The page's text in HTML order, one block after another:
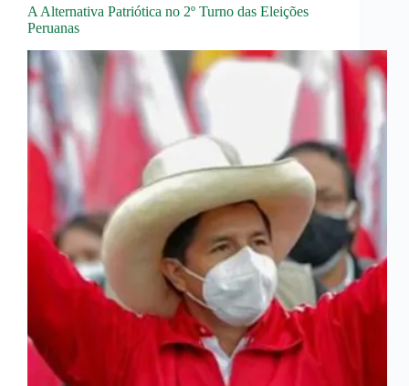
A Alternativa Patriótica no 2º Turno das Eleições
Peruanas